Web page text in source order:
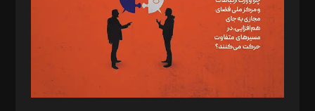
طراح یونیفرم: مجید توکلی
فیلمبرداری و عکاسی: امیر شفیعی، مانی لطفی زاده
گرافیک و صفحه‌آرایی: سید‌سبحان‌علی ثابت
مد‌یر توسعه تجاری: کامبیز برید‌
امور مالی: شاپور رهبری، محمد‌ کاظمی‌نیا